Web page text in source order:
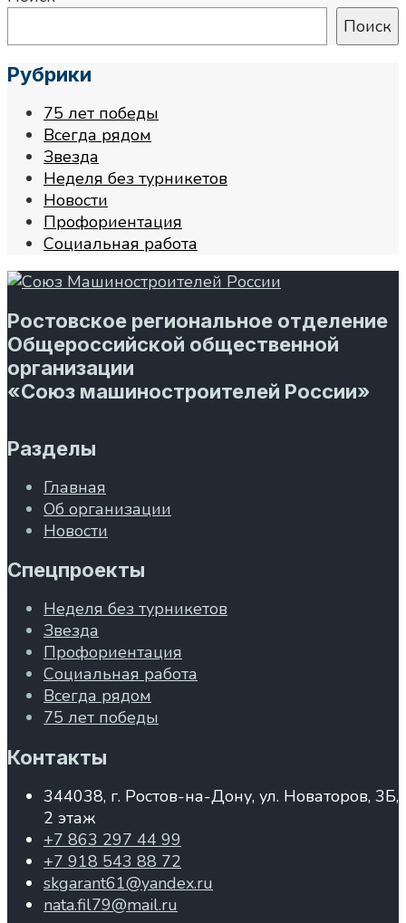
Поиск
Рубрики
75 лет победы
Всегда рядом
Звезда
Неделя без турникетов
Новости
Профориентация
Социальная работа
Ростовское региональное отделение
Общероссийской общественной
организации
«Союз машиностроителей России»
Разделы
Главная
Об организации
Новости
Спецпроекты
Неделя без турникетов
Звезда
Профориентация
Социальная работа
Всегда рядом
75 лет победы
Контакты
344038, г. Ростов-на-Дону, ул. Новаторов, 3Б,
2 этаж
+7 863 297 44 99
+7 918 543 88 72
skgarant61@yandex.ru
nata.fil79@mail.ru